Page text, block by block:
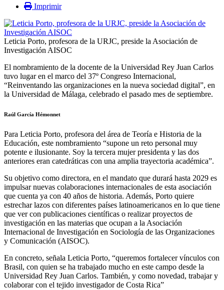
Imprimir
Leticia Porto, profesora de la URJC, preside la Asociación de
Investigación AISOC
El nombramiento de la docente de la Universidad Rey Juan Carlos
tuvo lugar en el marco del 37º Congreso Internacional,
“Reinventando las organizaciones en la nueva sociedad digital”, en
la Universidad de Málaga, celebrado el pasado mes de septiembre.
Raúl García Hémonnet
Para Leticia Porto, profesora del área de Teoría e Historia de la
Educación, este nombramiento “supone un reto personal muy
potente e ilusionante. Soy la tercera mujer presidenta y las dos
anteriores eran catedráticas con una amplia trayectoria académica”.
Su objetivo como directora, en el mandato que durará hasta 2029 es
impulsar nuevas colaboraciones internacionales de esta asociación
que cuenta ya con 40 años de historia. Además, Porto quiere
estrechar lazos con diferentes países latinoamericanos en lo que tiene
que ver con publicaciones científicas o realizar proyectos de
investigación en las materias que ocupan a la Asociación
Internacional de Investigación en Sociología de las Organizaciones
y Comunicación (AISOC).
En concreto, señala Leticia Porto, “queremos fortalecer vínculos con
Brasil, con quien se ha trabajado mucho en este campo desde la
Universidad Rey Juan Carlos. También, y como novedad, trabajar y
colaborar con el tejido investigador de Costa Rica”